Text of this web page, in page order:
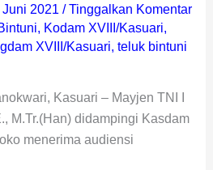
Juni 2021 /Tinggalkan Komentar
, Kodam XVIII/Kasuari,
XVIII/Kasuari, teluk bintuni
Kasuari – Mayjen TNI I
M.Tr.(Han) didampingi Kasdam
menerima audiensi